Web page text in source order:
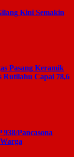
Kini Semakin
Pasang Keramik
Rutilahu Capai 78,6
Pancasona